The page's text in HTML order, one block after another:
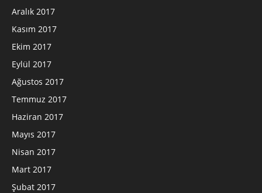
Aralık 2017
Kasım 2017
Ekim 2017
Eylül 2017
Ağustos 2017
Temmuz 2017
Haziran 2017
Mayıs 2017
Nisan 2017
Mart 2017
Şubat 2017